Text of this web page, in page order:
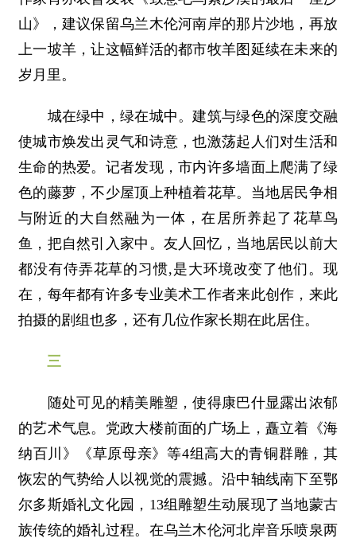
山》，建议保留乌兰木伦河南岸的那片沙地，再放
上一坡羊，让这幅鲜活的都市牧羊图延续在未来的
岁月里。
城在绿中，绿在城中。建筑与绿色的深度交融
使城市焕发出灵气和诗意，也激荡起人们对生活和
生命的热爱。记者发现，市内许多墙面上爬满了绿
色的藤萝，不少屋顶上种植着花草。当地居民争相
与附近的大自然融为一体，在居所养起了花草鸟
鱼，把自然引入家中。友人回忆，当地居民以前大
都没有侍弄花草的习惯,是大环境改变了他们。现
在，每年都有许多专业美术工作者来此创作，来此
拍摄的剧组也多，还有几位作家长期在此居住。
三
随处可见的精美雕塑，使得康巴什显露出浓郁
的艺术气息。党政大楼前面的广场上，矗立着《海
纳百川》《草原母亲》等4组高大的青铜群雕，其
恢宏的气势给人以视觉的震撼。沿中轴线南下至鄂
尔多斯婚礼文化园，13组雕塑生动展现了当地蒙古
族传统的婚礼过程。在乌兰木伦河北岸音乐喷泉两